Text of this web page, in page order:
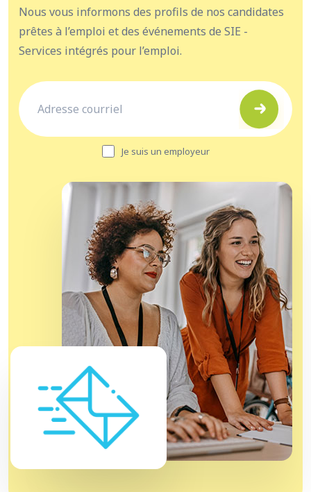
Nous vous informons des profils de nos candidates
prêtes à l’emploi et des événements de SIE -
Services intégrés pour l’emploi.
Je suis un employeur